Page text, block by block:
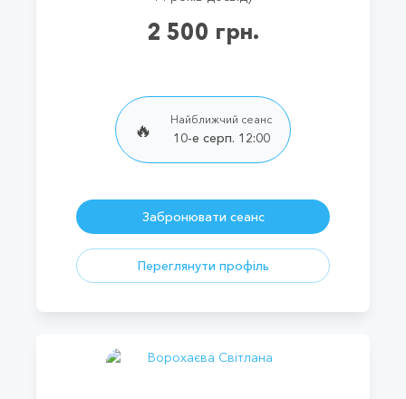
2 500 грн.
🔥
Найближчий сеанс
10-е серп. 12:00
Забронювати сеанс
Переглянути профіль